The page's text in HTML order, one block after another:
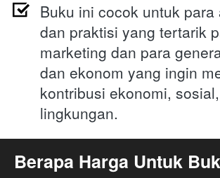
Buku ini cocok untuk para
dan praktisi yang tertarik
marketing dan para
dan ekonom yang ingin
kontribusi ekonomi,
lingkungan.
Berapa Harga Untuk